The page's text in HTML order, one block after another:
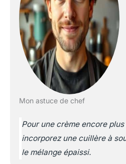
Mon astuce de chef
Pour une crème encore
incorporez une cuillère à
le mélange épaissi.